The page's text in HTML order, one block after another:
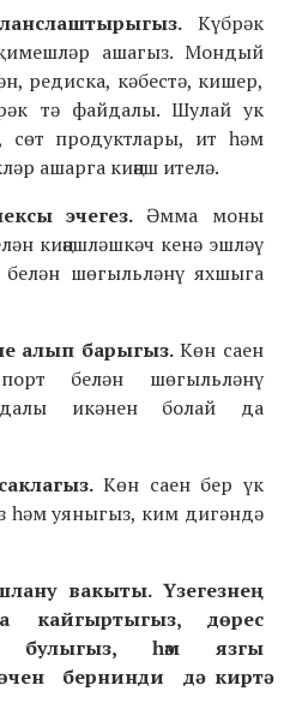
Күбрәк
ашагыз. Мондый
редиска, кәбестә, кишер,
тә файдалы. Шулай ук
продуктлары, ит һәм
ашарга киңәш ителә.
эчегез.Әмма моны
киңәшләшкәч кенә эшләү
белән шөгыльләнү яхшыга
алып барыгыз.Көн саен
белән шөгыльләнү
икәнен болай да
Көн саен бер үк
һәм уяныгыз, ким дигәндә
вакыты. Үзегезнең
кайгыртыгыз, дөрес
булыгыз, һәм язгы
бернинди дә киртә